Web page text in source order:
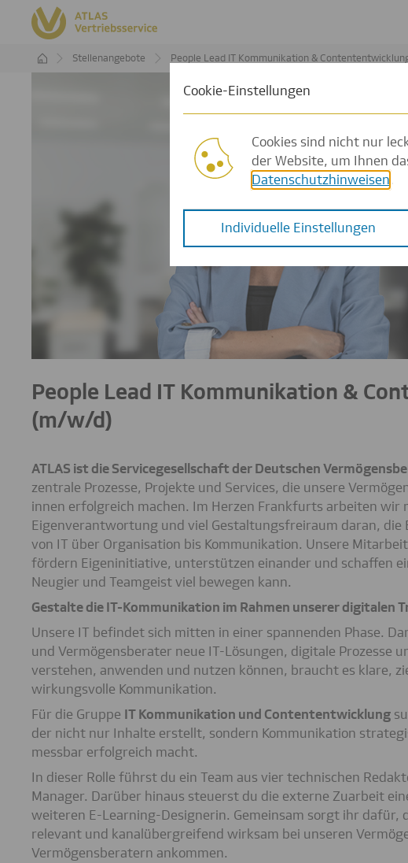
People Lead IT Kommunikation & Contententwicklung (m/w/d)
People Lead IT Kommunikation &
(m/w/d)
ATLAS ist die Servicegesellschaft der Deutschen
zentrale Prozesse, Projekte und Services, die unsere
innen erfolgreich machen. Im Herzen Frankfurts arbeiten wir
Eigenverantwortung und viel Gestaltungsfreiraum daran, die
von IT über Organisation bis Kommunikation. Unsere
fördern Eigeninitiative, unterstützen einander und schaffen
Neugier und Teamgeist viel bewegen kann.
Gestalte die IT-Kommunikation im Rahmen unserer digitalen
Unsere IT befindet sich mitten in einer spannenden Phase.
und Vermögensberater neue IT-Lösungen, digitale Prozesse
verstehen, anwenden und nutzen können, braucht es klare,
wirkungsvolle Kommunikation.
Für die Gruppe IT Kommunikation und Contententwicklung
der nicht nur Inhalte erstellt, sondern Kommunikation
messbar erfolgreich macht.
In dieser Rolle führst du ein Team aus vier technischen
Manager. Darüber hinaus steuerst du die externe Zuarbeit
weiteren E-Learning-Designerin. Gemeinsam sorgt ihr dafür,
relevant und kanalübergreifend wirksam bei unseren
Vermögensberatern ankommen.
Cookies sind nicht nur
der Website, um Ihnen
Datenschutzhinweisen.